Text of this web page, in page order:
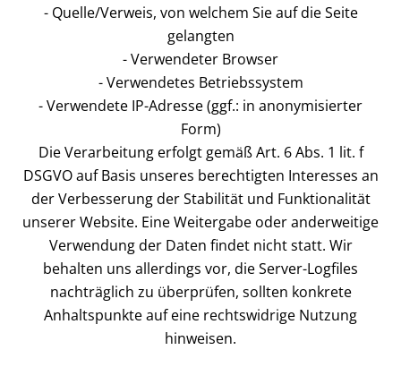
- Quelle/Verweis, von welchem Sie auf die Seite
gelangten
- Verwendeter Browser
- Verwendetes Betriebssystem
- Verwendete IP-Adresse (ggf.: in anonymisierter
Form)
Die Verarbeitung erfolgt gemäß Art. 6 Abs. 1 lit. f
DSGVO auf Basis unseres berechtigten Interesses an
der Verbesserung der Stabilität und Funktionalität
unserer Website. Eine Weitergabe oder anderweitige
Verwendung der Daten findet nicht statt. Wir
behalten uns allerdings vor, die Server-Logfiles
nachträglich zu überprüfen, sollten konkrete
Anhaltspunkte auf eine rechtswidrige Nutzung
hinweisen.